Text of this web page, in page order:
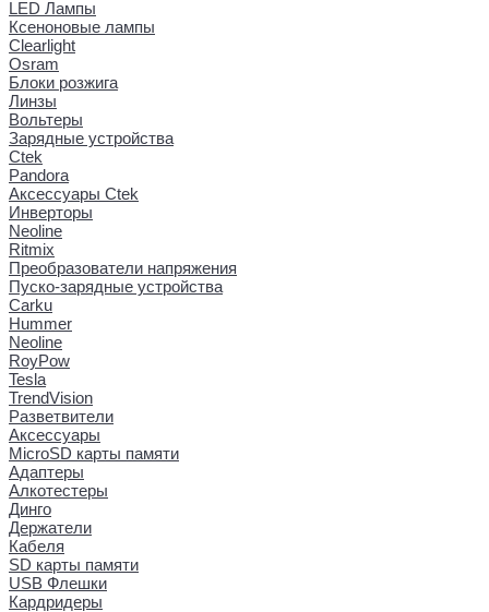
LED Лампы
Ксеноновые лампы
Clearlight
Osram
Блоки розжига
Линзы
Вольтеры
Зарядные устройства
Ctek
Pandora
Аксессуары Ctek
Инверторы
Neoline
Ritmix
Преобразователи напряжения
Пуско-зарядные устройства
Carku
Hummer
Neoline
RoyPow
Tesla
TrendVision
Разветвители
Аксессуары
MicroSD карты памяти
Адаптеры
Алкотестеры
Динго
Держатели
Кабеля
SD карты памяти
USB Флешки
Кардридеры